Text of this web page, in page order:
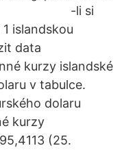
-li si
islandskou
data
kurzy islandské
v tabulce.
dolaru
kurzy
(25.